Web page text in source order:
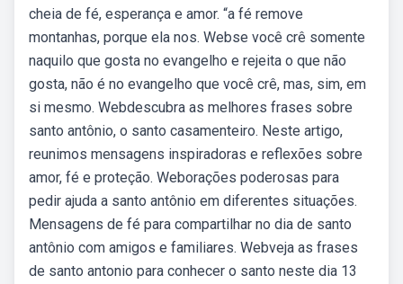
cheia de fé, esperança e amor. “a fé remove
montanhas, porque ela nos. Webse você crê somente
naquilo que gosta no evangelho e rejeita o que não
gosta, não é no evangelho que você crê, mas, sim, em
si mesmo. Webdescubra as melhores frases sobre
santo antônio, o santo casamenteiro. Neste artigo,
reunimos mensagens inspiradoras e reflexões sobre
amor, fé e proteção. Weborações poderosas para
pedir ajuda a santo antônio em diferentes situações.
Mensagens de fé para compartilhar no dia de santo
antônio com amigos e familiares. Webveja as frases
de santo antonio para conhecer o santo neste dia 13